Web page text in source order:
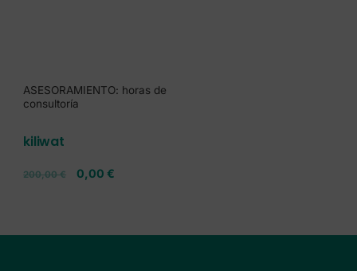
ASESORAMIENTO: horas de
consultoría
kiliwat
200,00€ 0,00 €